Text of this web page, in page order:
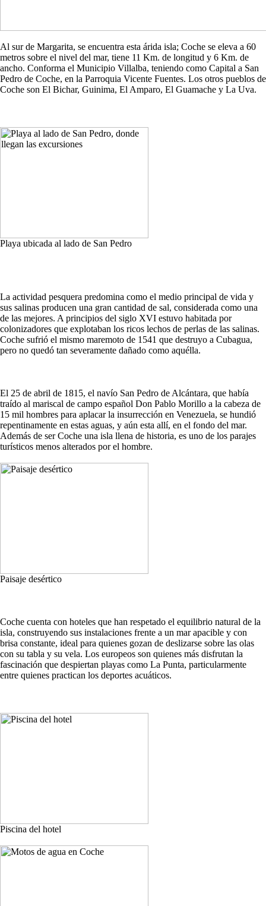
Al sur de Margarita, se encuentra esta árida isla; Coche se eleva a 60
metros sobre el nivel del mar, tiene 11 Km. de longitud y 6 Km. de
ancho. Conforma el Municipio Villalba, teniendo como Capital a San
Pedro de Coche, en la Parroquia Vicente Fuentes. Los otros pueblos de
Coche son El Bichar, Guinima, El Amparo, El Guamache y La Uva.
Playa ubicada al lado de San Pedro
La actividad pesquera predomina como el medio principal de vida y
sus salinas producen una gran cantidad de sal, considerada como una
de las mejores. A principios del siglo XVI estuvo habitada por
colonizadores que explotaban los ricos lechos de perlas de las salinas.
Coche sufrió el mismo maremoto de 1541 que destruyo a Cubagua,
pero no quedó tan severamente dañado como aquélla.
El 25 de abril de 1815, el navío San Pedro de Alcántara, que había
traído al mariscal de campo español Don Pablo Morillo a la cabeza de
15 mil hombres para aplacar la insurrección en Venezuela, se hundió
repentinamente en estas aguas, y aún esta allí, en el fondo del mar.
Además de ser Coche una isla llena de historia, es uno de los parajes
turísticos menos alterados por el hombre.
Paisaje desértico
Coche cuenta con hoteles que han respetado el equilibrio natural de la
isla, construyendo sus instalaciones frente a un mar apacible y con
brisa constante, ideal para quienes gozan de deslizarse sobre las olas
con su tabla y su vela. Los europeos son quienes más disfrutan la
fascinación que despiertan playas como La Punta, particularmente
entre quienes practican los deportes acuáticos.
Piscina del hotel